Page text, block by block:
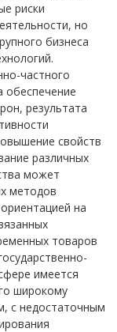
риски
но
бизнеса
частного
обеспечение
результата
свойств
различных
может
методов
на
товаров
имеется
широкому
с недостаточным